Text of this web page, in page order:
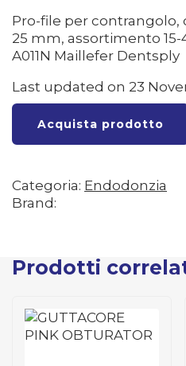
Pro-file per contrangolo,
25 mm, assortimento 15-
A011N Maillefer Dentsply
Last updated on 23
Acquista prodotto
Categoria: Endodonzia
Brand:
Prodotti